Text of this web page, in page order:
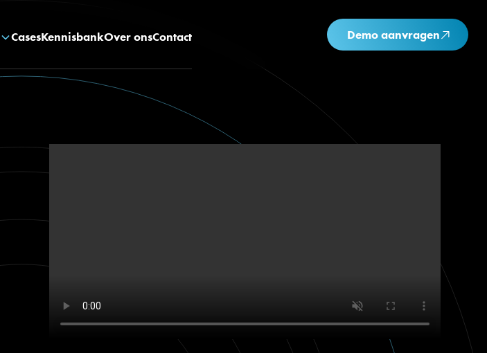
CasesKennisbankOver onsContact Demo aanvragen